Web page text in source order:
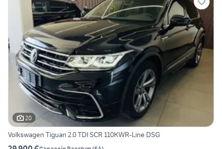
20
Volkswagen Tiguan 2.0 TDI SCR 110KWR-Line DSG